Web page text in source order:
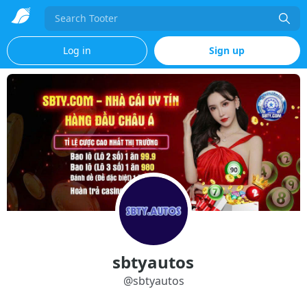
Search
Log in Sign up
sbtyautos
@sbtyautos